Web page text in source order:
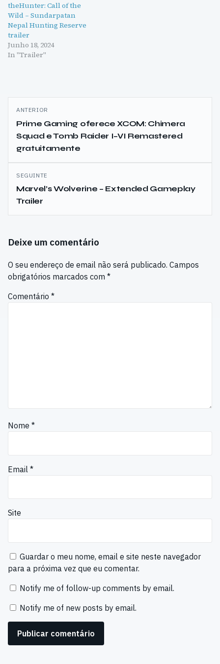
theHunter: Call of the
Wild – Sundarpatan
Nepal Hunting Reserve
trailer
Junho 18, 2024
In "Trailer"
Navegação
de
artigos
ANTERIOR
Prime Gaming oferece XCOM: Chimera
Squad e Tomb Raider I–VI Remastered
gratuitamente
SEGUINTE
Marvel’s Wolverine – Extended Gameplay
Trailer
Deixe um comentário
O seu endereço de email não será publicado. Campos
obrigatórios marcados com *
Comentário *
Nome *
Email *
Site
Guardar o meu nome, email e site neste navegador
para a próxima vez que eu comentar.
Notify me of follow-up comments by email.
Notify me of new posts by email.